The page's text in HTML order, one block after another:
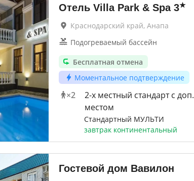
Отель Villa Park & Spa 3★
Краснодарский край, Анапа
Подогреваемый бассейн
Бесплатная отмена
Моментальное подтверждение
×2
2-x местный стандарт с доп.
местом
Стандартный МУЛЬТИ
завтрак континентальный
Гостевой дом Вавилон